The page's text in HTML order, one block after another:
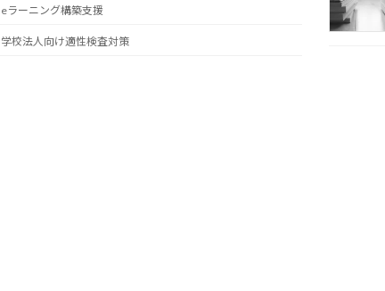
eラーニング構築支援
学校法人向け適性検査対策